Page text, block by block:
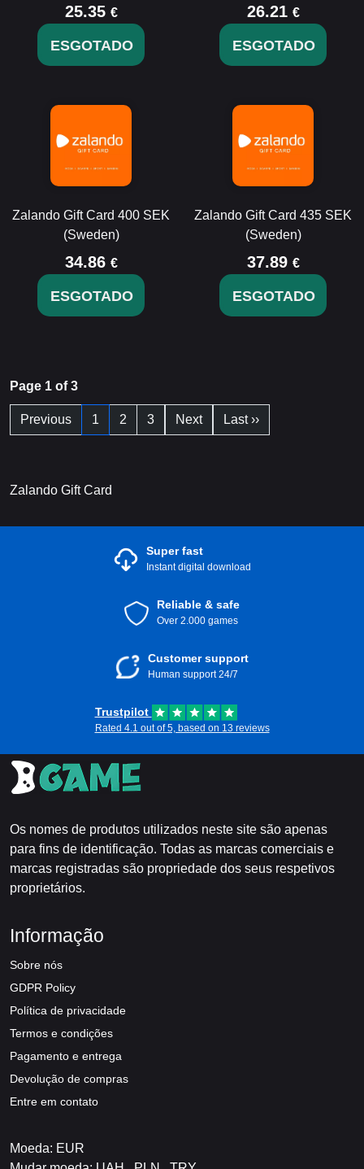
25.35 €
ESGOTADO
26.21 €
ESGOTADO
Zalando Gift Card 400 SEK
(Sweden)
34.86 €
ESGOTADO
Zalando Gift Card 435 SEK
(Sweden)
37.89 €
ESGOTADO
Page 1 of 3
Previous 1 2 3 Next Last ››
Zalando Gift Card
Super fast
Instant digital download
Reliable & safe
Over 2.000 games
Customer support
Human support 24/7
Trustpilot
Rated 4.1 out of 5, based on 13 reviews
Os nomes de produtos utilizados neste site são apenas
para fins de identificação. Todas as marcas comerciais e
marcas registradas são propriedade dos seus respetivos
proprietários.
Informação
Sobre nós
GDPR Policy
Política de privacidade
Termos e condições
Pagamento e entrega
Devolução de compras
Entre em contato
Moeda: EUR